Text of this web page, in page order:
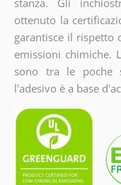
ottenuto la
garantisce il rispetto
emissioni chimiche.
sono tra le poche
l'adesivo è a base